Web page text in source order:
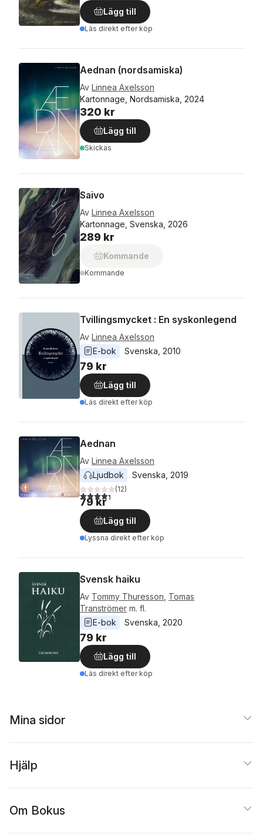
Lägg till
Läs direkt efter köp
Aednan (nordsamiska)
Av Linnea Axelsson
Kartonnage, Nordsamiska, 2024
320 kr
Lägg till
Skickas
Saivo
Av Linnea Axelsson
Kartonnage, Svenska, 2026
289 kr
Kommande
Kommande
Tvillingsmycket : En syskonlegend
Av Linnea Axelsson
E-bok
Svenska 2010
79 kr
Lägg till
Läs direkt efter köp
Aednan
Av Linnea Axelsson
Ljudbok
Svenska 2019
4,3utav 5 stjärnor. Totalt antal röster:
(12)
79 kr
Lägg till
Lyssna direkt efter köp
Svensk haiku
Av Tommy Thuresson Tomas
Tranströmer m. fl.
E-bok
Svenska 2020
79 kr
Lägg till
Läs direkt efter köp
Mina sidor
Hjälp
Om Bokus